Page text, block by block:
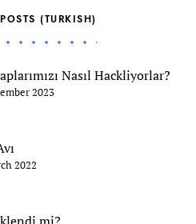
(TURKISH)
Nasıl Hackliyorlar?
2023
2022